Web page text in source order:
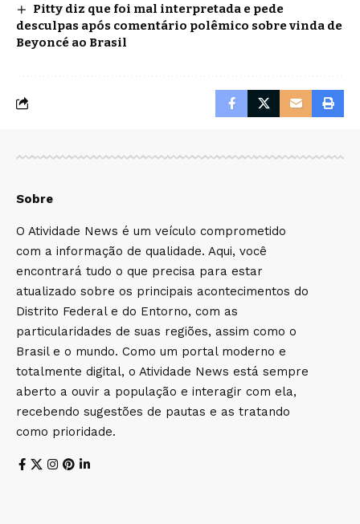
Pitty diz que foi mal interpretada e pede
desculpas após comentário polêmico sobre vinda de
Beyoncé ao Brasil
Sobre
O Atividade News é um veículo comprometido
com a informação de qualidade. Aqui, você
encontrará tudo o que precisa para estar
atualizado sobre os principais acontecimentos do
Distrito Federal e do Entorno, com as
particularidades de suas regiões, assim como o
Brasil e o mundo. Como um portal moderno e
totalmente digital, o Atividade News está sempre
aberto a ouvir a população e interagir com ela,
recebendo sugestões de pautas e as tratando
como prioridade.